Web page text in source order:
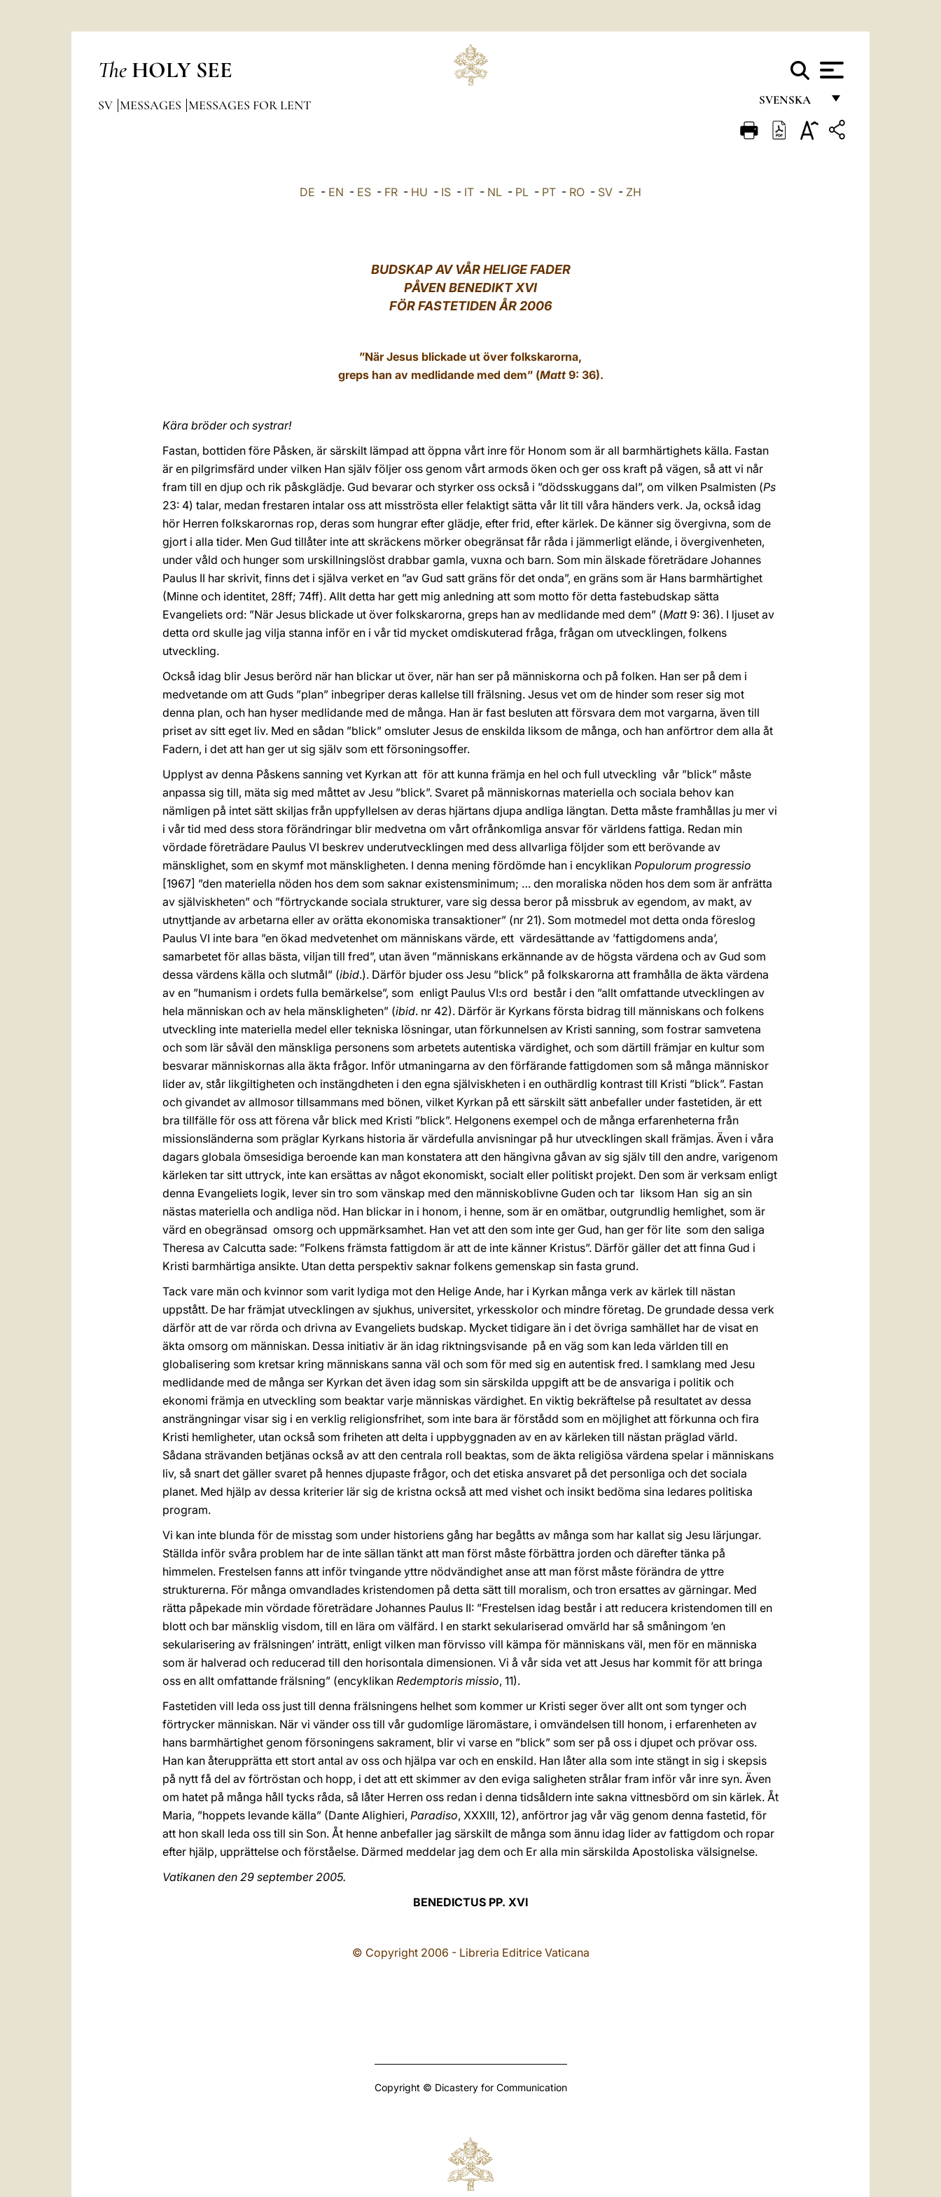
The HOLY SEE
SVENSKA
FRANÇAIS
SV MESSAGES MESSAGES FOR LENT
DE - EN - ES - FR - HU - IS - IT - NL - PL - PT - RO - SV - ZH
BUDSKAP AV VÅR HELIGE FADER
PÅVEN BENEDIKT XVI
FÖR FASTETIDEN ÅR 2006
”När Jesus blickade ut över folkskarorna,
greps han av medlidande med dem” (Matt9: 36).
Kära bröder och systrar!
Fastan, bottiden före Påsken, är särskilt lämpad att öppna vårt inre för Honom som är all barmhärtighets källa. Fastan
är en pilgrimsfärd under vilken Han själv följer oss genom vårt armods öken och ger oss kraft på vägen, så att vi når
fram till en djup och rik påskglädje. Gud bevarar och styrker oss också i ”dödsskuggans dal”, om vilken Psalmisten (Ps
23: 4) talar, medan frestaren intalar oss att misströsta eller felaktigt sätta vår lit till våra händers verk. Ja, också idag
hör Herren folkskarornas rop, deras som hungrar efter glädje, efter frid, efter kärlek. De känner sig övergivna, som de
gjort i alla tider. Men Gud tillåter inte att skräckens mörker obegränsat får råda i jämmerligt elände, i övergivenheten,
under våld och hunger som urskillningslöst drabbar gamla, vuxna och barn. Som min älskade företrädare Johannes
Paulus II har skrivit, finns det i själva verket en ”av Gud satt gräns för det onda”, en gräns som är Hans barmhärtighet
(Minne och identitet, 28ff; 74ff). Allt detta har gett mig anledning att som motto för detta fastebudskap sätta
Evangeliets ord: ”När Jesus blickade ut över folkskarorna, greps han av medlidande med dem” (Matt9: 36). I ljuset av
detta ord skulle jag vilja stanna inför en i vår tid mycket omdiskuterad fråga, frågan om utvecklingen, folkens
utveckling.
Också idag blir Jesus berörd när han blickar ut över, när han ser på människorna och på folken. Han ser på dem i
medvetande om att Guds ”plan” inbegriper deras kallelse till frälsning. Jesus vet om de hinder som reser sig mot
denna plan, och han hyser medlidande med de många. Han är fast besluten att försvara dem mot vargarna, även till
priset av sitt eget liv. Med en sådan ”blick” omsluter Jesus de enskilda liksom de många, och han anförtror dem alla åt
Fadern, i det att han ger ut sig själv som ett försoningsoffer.
Upplyst av denna Påskens sanning vet Kyrkan att ­ för att kunna främja en hel och full utveckling ­ vår ”blick” måste
anpassa sig till, mäta sig med måttet av Jesu ”blick”. Svaret på människornas materiella och sociala behov kan
nämligen på intet sätt skiljas från uppfyllelsen av deras hjärtans djupa andliga längtan. Detta måste framhållas ju mer vi
i vår tid med dess stora förändringar blir medvetna om vårt ofrånkomliga ansvar för världens fattiga. Redan min
vördade företrädare Paulus VI beskrev underutvecklingen med dess allvarliga följder som ett berövande av
mänsklighet, som en skymf mot mänskligheten. I denna mening fördömde han i encyklikan Populorum progressio
[1967] ”den materiella nöden hos dem som saknar existensminimum; … den moraliska nöden hos dem som är anfrätta
av själviskheten” och ”förtryckande sociala strukturer, vare sig dessa beror på missbruk av egendom, av makt, av
utnyttjande av arbetarna eller av orätta ekonomiska transaktioner” (nr 21). Som motmedel mot detta onda föreslog
Paulus VI inte bara ”en ökad medvetenhet om människans värde, ett värdesättande av ’fattigdomens anda’,
samarbetet för allas bästa, viljan till fred”, utan även ”människans erkännande av de högsta värdena och av Gud som
dessa värdens källa och slutmål” (ibid.). Därför bjuder oss Jesu ”blick” på folkskarorna att framhålla de äkta värdena
av en ”humanism i ordets fulla bemärkelse”, som ­ enligt Paulus VI:s ord ­ består i den ”allt omfattande utvecklingen av
hela människan och av hela mänskligheten” (ibid. nr 42). Därför är Kyrkans första bidrag till människans och folkens
utveckling inte materiella medel eller tekniska lösningar, utan förkunnelsen av Kristi sanning, som fostrar samvetena
och som lär såväl den mänskliga personens som arbetets autentiska värdighet, och som därtill främjar en kultur som
besvarar människornas alla äkta frågor. Inför utmaningarna av den förfärande fattigdomen som så många människor
lider av, står likgiltigheten och instängdheten i den egna själviskheten i en outhärdlig kontrast till Kristi ”blick”. Fastan
och givandet av allmosor tillsammans med bönen, vilket Kyrkan på ett särskilt sätt anbefaller under fastetiden, är ett
bra tillfälle för oss att förena vår blick med Kristi ”blick”. Helgonens exempel och de många erfarenheterna från
missionsländerna som präglar Kyrkans historia är värdefulla anvisningar på hur utvecklingen skall främjas. Även i våra
dagars globala ömsesidiga beroende kan man konstatera att den hängivna gåvan av sig själv till den andre, varigenom
kärleken tar sitt uttryck, inte kan ersättas av något ekonomiskt, socialt eller politiskt projekt. Den som är verksam enligt
denna Evangeliets logik, lever sin tro som vänskap med den människoblivne Guden och tar ­ liksom Han ­ sig an sin
nästas materiella och andliga nöd. Han blickar in i honom, i henne, som är en omätbar, outgrundlig hemlighet, som är
värd en obegränsad omsorg och uppmärksamhet. Han vet att den som inte ger Gud, han ger för lite ­ som den saliga
Theresa av Calcutta sade: ”Folkens främsta fattigdom är att de inte känner Kristus”. Därför gäller det att finna Gud i
Kristi barmhärtiga ansikte. Utan detta perspektiv saknar folkens gemenskap sin fasta grund.
Tack vare män och kvinnor som varit lydiga mot den Helige Ande, har i Kyrkan många verk av kärlek till nästan
uppstått. De har främjat utvecklingen av sjukhus, universitet, yrkesskolor och mindre företag. De grundade dessa verk
därför att de var rörda och drivna av Evangeliets budskap. Mycket tidigare än i det övriga samhället har de visat en
äkta omsorg om människan. Dessa initiativ är än idag riktningsvisande på en väg som kan leda världen till en
globalisering som kretsar kring människans sanna väl och som för med sig en autentisk fred. I samklang med Jesu
medlidande med de många ser Kyrkan det även idag som sin särskilda uppgift att be de ansvariga i politik och
ekonomi främja en utveckling som beaktar varje människas värdighet. En viktig bekräftelse på resultatet av dessa
ansträngningar visar sig i en verklig religionsfrihet, som inte bara är förstådd som en möjlighet att förkunna och fira
Kristi hemligheter, utan också som friheten att delta i uppbyggnaden av en av kärleken till nästan präglad värld.
Sådana strävanden betjänas också av att den centrala roll beaktas, som de äkta religiösa värdena spelar i människans
liv, så snart det gäller svaret på hennes djupaste frågor, och det etiska ansvaret på det personliga och det sociala
planet. Med hjälp av dessa kriterier lär sig de kristna också att med vishet och insikt bedöma sina ledares politiska
program.
Vi kan inte blunda för de misstag som under historiens gång har begåtts av många som har kallat sig Jesu lärjungar.
Ställda inför svåra problem har de inte sällan tänkt att man först måste förbättra jorden och därefter tänka på
himmelen. Frestelsen fanns att inför tvingande yttre nödvändighet anse att man först måste förändra de yttre
strukturerna. För många omvandlades kristendomen på detta sätt till moralism, och tron ersattes av gärningar. Med
rätta påpekade min vördade företrädare Johannes Paulus II: ”Frestelsen idag består i att reducera kristendomen till en
blott och bar mänsklig visdom, till en lära om välfärd. I en starkt sekulariserad omvärld har så småningom ’en
sekularisering av frälsningen’ inträtt, enligt vilken man förvisso vill kämpa för människans väl, men för en människa
som är halverad och reducerad till den horisontala dimensionen. Vi å vår sida vet att Jesus har kommit för att bringa
oss en allt omfattande frälsning” (encyklikan Redemptoris missio, 11).
Fastetiden vill leda oss just till denna frälsningens helhet som kommer ur Kristi seger över allt ont som tynger och
förtrycker människan. När vi vänder oss till vår gudomlige läromästare, i omvändelsen till honom, i erfarenheten av
hans barmhärtighet genom försoningens sakrament, blir vi varse en ”blick” som ser på oss i djupet och prövar oss.
Han kan återupprätta ett stort antal av oss och hjälpa var och en enskild. Han låter alla som inte stängt in sig i skepsis
på nytt få del av förtröstan och hopp, i det att ett skimmer av den eviga saligheten strålar fram inför vår inre syn. Även
om hatet på många håll tycks råda, så låter Herren oss redan i denna tidsåldern inte sakna vittnesbörd om sin kärlek. Åt
Maria, ”hoppets levande källa” (Dante Alighieri, Paradiso, XXXIII, 12), anförtror jag vår väg genom denna fastetid, för
att hon skall leda oss till sin Son. Åt henne anbefaller jag särskilt de många som ännu idag lider av fattigdom och ropar
efter hjälp, upprättelse och förståelse. Därmed meddelar jag dem och Er alla min särskilda Apostoliska välsignelse.
Vatikanen den 29 september 2005.
BENEDICTUS PP. XVI
© Copyright 2006 - Libreria Editrice Vaticana
Copyright © Dicastery for Communication